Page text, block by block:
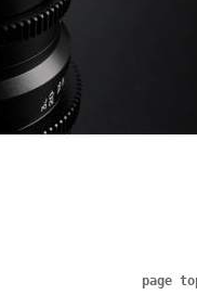
page